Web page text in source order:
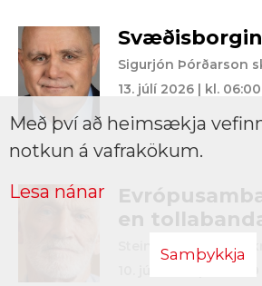
Sigurjón Þórðarson
13. júlí 2026 | kl. 06:00
en
Steinar Harðarson
Með því að heimsækja
notkun á vafrakökum.
Lesa nánar
Samþykkja